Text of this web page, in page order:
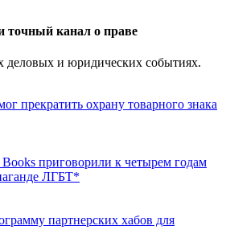
канал о праве
деловых и юридических событиях.
прекратить охрану товарного знака
приговорили к четырем годам
ЛГБТ*
партнерских хабов для